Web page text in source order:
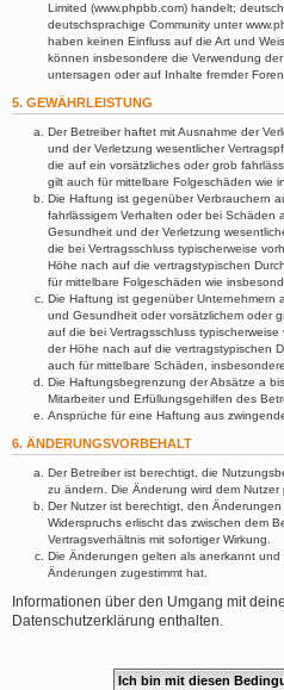
Limited (www.phpbb.com) handelt;
deutschsprachige Community unter
haben keinen Einfluss auf die Art und
können insbesondere die Verwendung
untersagen oder auf Inhalte fremder
5. GEWÄHRLEISTUNG
Der Betreiber haftet mit Ausnahme der
und der Verletzung wesentlicher
die auf ein vorsätzliches oder grob
gilt auch für mittelbare Folgeschäden wie
Die Haftung ist gegenüber Verbrauchern
fahrlässigem Verhalten oder bei Schäden
Gesundheit und der Verletzung
die bei Vertragsschluss typischerweise
Höhe nach auf die vertragstypischen
für mittelbare Folgeschäden wie
Die Haftung ist gegenüber Unternehmern
und Gesundheit oder vorsätzlichem oder
auf die bei Vertragsschluss
der Höhe nach auf die vertragstypischen
auch für mittelbare Schäden,
Die Haftungsbegrenzung der Absätze a
Mitarbeiter und Erfüllungsgehilfen des
Ansprüche für eine Haftung aus
6. ÄNDERUNGSVORBEHALT
Der Betreiber ist berechtigt, die
zu ändern. Die Änderung wird dem Nutzer
Der Nutzer ist berechtigt, den
Widerspruchs erlischt das zwischen dem
Vertragsverhältnis mit sofortiger Wirkung.
Die Änderungen gelten als anerkannt
Änderungen zugestimmt hat.
Informationen über den Umgang mit
Datenschutzerklärung enthalten.